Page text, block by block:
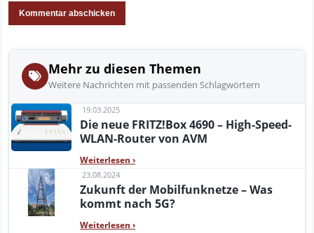
Mehr zu diesen Themen
Weitere Nachrichten mit passenden Schlagwörtern
19.03.2025
Die neue FRITZ!Box 4690 – High-Speed-
WLAN-Router von AVM
Weiterlesen ›
23.08.2024
Zukunft der Mobilfunknetze – Was
kommt nach 5G?
Weiterlesen ›